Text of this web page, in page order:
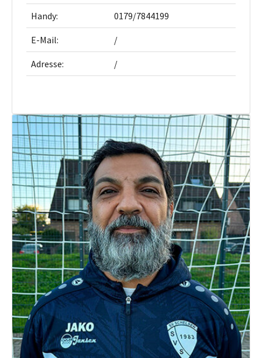
Handy: 0179/7844199
E-Mail: /
Adresse: /